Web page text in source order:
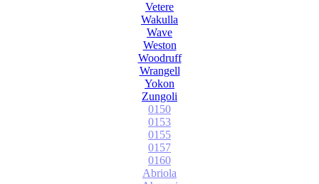
Vetere
Wakulla
Wave
Weston
Woodruff
Wrangell
Yokon
Zungoli
0150
0153
0155
0157
0160
Abriola